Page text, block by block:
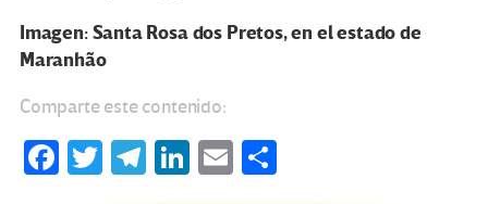
Imagen:Santa Rosa dos Pretos, en el estado de
Maranhão
Comparte este contenido:
Fa T
Te Li
E